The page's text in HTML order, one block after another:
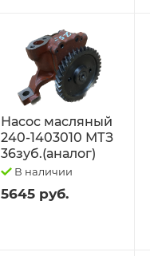
Насос масляный
240-1403010 МТЗ
36зуб.(аналог)
В наличии
5645 руб.